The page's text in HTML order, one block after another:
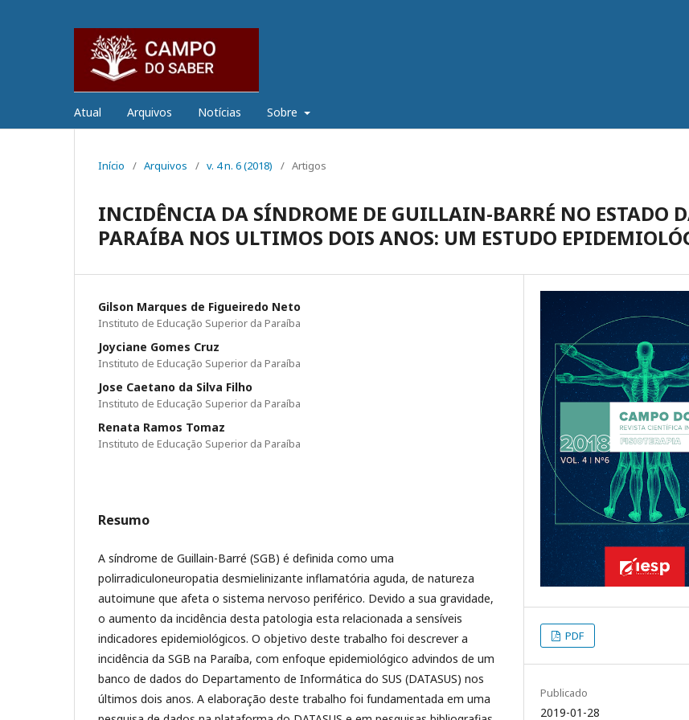
Atual Arquivos Notícias Sobre
Início / Arquivos / v. 4 n. 6 (2018) / Artigos
INCIDÊNCIA DA SÍNDROME DE GUILLAIN-BARRÉ NO ESTADO
PARAÍBA NOS ULTIMOS DOIS ANOS: UM ESTUDO
Gilson Marques de Figueiredo Neto
Instituto de Educação Superior da Paraíba
Joyciane Gomes Cruz
Instituto de Educação Superior da Paraíba
Jose Caetano da Silva Filho
Instituto de Educação Superior da Paraíba
Renata Ramos Tomaz
Instituto de Educação Superior da Paraíba
Resumo
A síndrome de Guillain-Barré (SGB) é definida como uma
polirradiculoneuropatia desmielinizante inflamatória aguda, de natureza
autoimune que afeta o sistema nervoso periférico. Devido a sua gravidade,
o aumento da incidência desta patologia esta relacionada a sensíveis
indicadores epidemiológicos. O objetivo deste trabalho foi descrever a
incidência da SGB na Paraíba, com enfoque epidemiológico advindos de um
banco de dados do Departamento de Informática do SUS (DATASUS) nos
últimos dois anos. A elaboração deste trabalho foi fundamentada em uma
PDF
Publicado
2019-01-28